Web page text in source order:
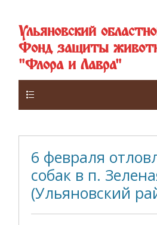
Ульяновский
Фонд защиты
"Флора и Лавра"
6 февраля
собак в п.
(Ульяновский